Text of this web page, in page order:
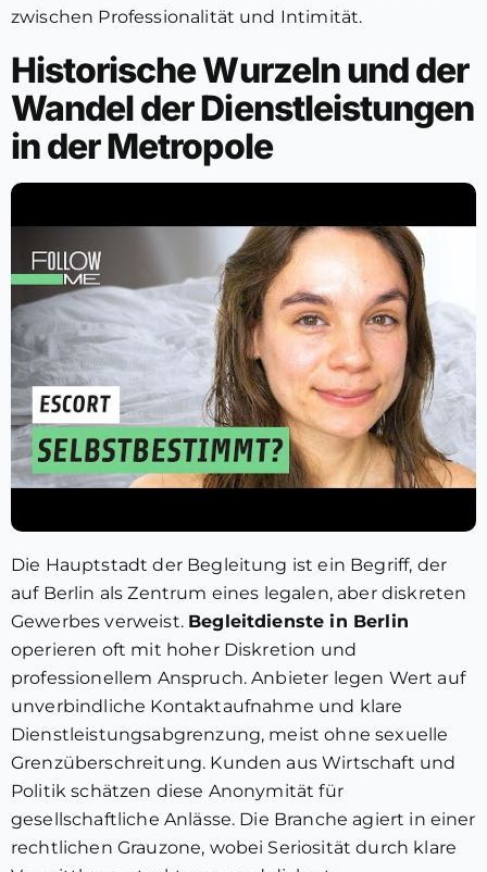
zwischen Professionalität und Intimität.
Historische Wurzeln und der
Wandel der Dienstleistungen
in der Metropole
Die Hauptstadt der Begleitung ist ein Begriff, der
auf Berlin als Zentrum eines legalen, aber diskreten
Gewerbes verweist. Begleitdienste in Berlin
operieren oft mit hoher Diskretion und
professionellem Anspruch. Anbieter legen Wert auf
unverbindliche Kontaktaufnahme und klare
Dienstleistungsabgrenzung, meist ohne sexuelle
Grenzüberschreitung. Kunden aus Wirtschaft und
Politik schätzen diese Anonymität für
gesellschaftliche Anlässe. Die Branche agiert in einer
rechtlichen Grauzone, wobei Seriosität durch klare